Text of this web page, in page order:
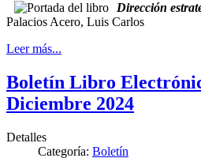
Dirección
Palacios Acero, Luis Carlos
Leer más...
Boletín Libro
Diciembre 2024
Detalles
Categoría: Boletín